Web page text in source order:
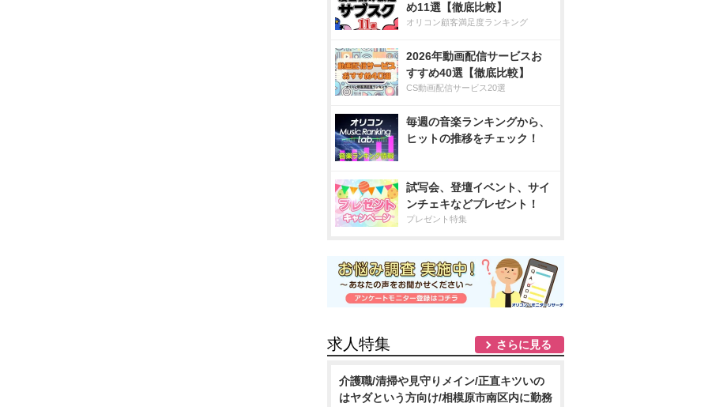
め11選【徹底比較】
オリコン顧客満足度ランキング
2026年動画配信サービスお
すすめ40選【徹底比較】
CS動画配信サービス20選
毎週の音楽ランキングから、
ヒットの推移をチェック！
試写会、登壇イベント、サイ
ンチェキなどプレゼント！
プレゼント特集
求人特集 さらに見る
介護職/清掃や見守りメイン/正直キツいの
はヤダという方向け/相模原市南区内に勤務